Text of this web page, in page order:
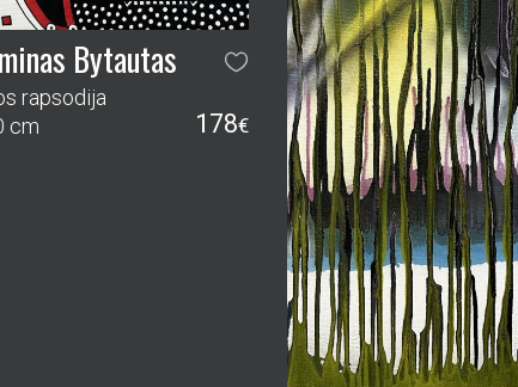
Bytautas
rapsodija
cm
178€